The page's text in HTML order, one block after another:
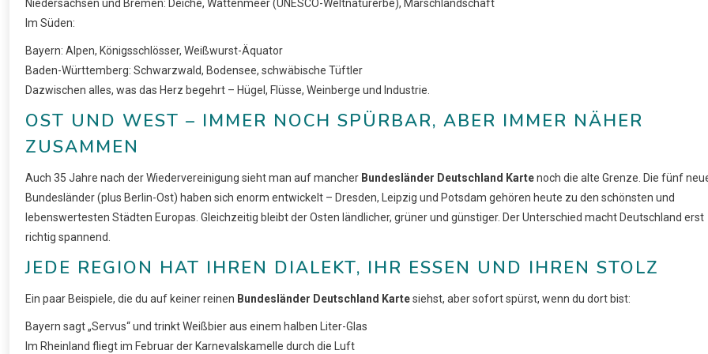
Niedersachsen und Bremen: Deiche, Wattenmeer (UNESCO-Weltnaturerbe), Marschlandschaft
Im Süden:
Bayern: Alpen, Königsschlösser, Weißwurst-Äquator
Baden-Württemberg: Schwarzwald, Bodensee, schwäbische Tüftler
Dazwischen alles, was das Herz begehrt – Hügel, Flüsse, Weinberge und Industrie.
OST UND WEST – IMMER NOCH SPÜRBAR, ABER IMMER NÄHER
ZUSAMMEN
Auch 35 Jahre nach der Wiedervereinigung sieht man auf mancher Bundesländer Deutschland Kartenoch die alte Grenze. Die fünf
Bundesländer (plus Berlin-Ost) haben sich enorm entwickelt – Dresden, Leipzig und Potsdam gehören heute zu den schönsten und
lebenswertesten Städten Europas. Gleichzeitig bleibt der Osten ländlicher, grüner und günstiger. Der Unterschied macht Deutschland erst
richtig spannend.
JEDE REGION HAT IHREN DIALEKT, IHR ESSEN UND IHREN STOLZ
Ein paar Beispiele, die du auf keiner reinen Bundesländer Deutschland Kartesiehst, aber sofort spürst, wenn du dort bist:
Bayern sagt „Servus“ und trinkt Weißbier aus einem halben Liter-Glas
Im Rheinland fliegt im Februar der Karnevalskamelle durch die Luft